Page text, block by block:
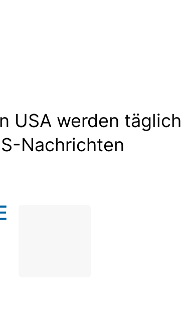
USA werden täglich
Nachrichten